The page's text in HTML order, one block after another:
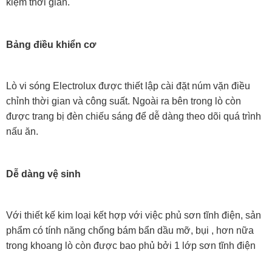
kiệm thời gian.
Bảng điều khiển cơ
Lò vi sóng Electrolux được thiết lập cài đặt núm vặn điều
chỉnh thời gian và công suất. Ngoài ra bên trong lò còn
được trang bị đèn chiếu sáng để dễ dàng theo dõi quá trình
nấu ăn.
Dễ dàng vệ sinh
Với thiết kế kim loại kết hợp với việc phủ sơn tĩnh điện, sản
phẩm có tính năng chống bám bẩn dầu mỡ, bụi , hơn nữa
trong khoang lò còn được bao phủ bởi 1 lớp sơn tĩnh điện